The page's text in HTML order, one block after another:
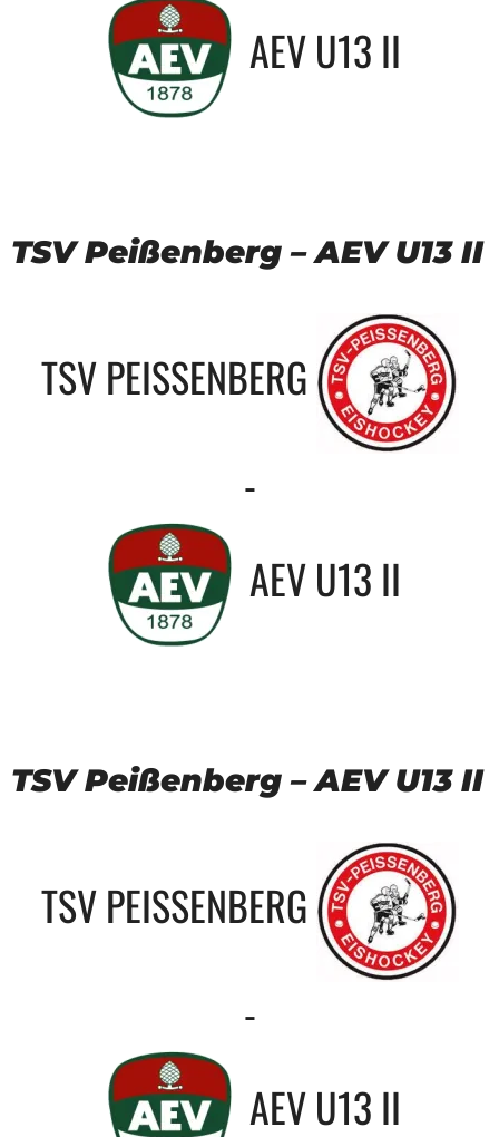
AEV U13 II
TSV Peißenberg – AEV U13 II
TSV PEISSENBERG
-
AEV U13 II
TSV Peißenberg – AEV U13 II
TSV PEISSENBERG
-
AEV U13 II